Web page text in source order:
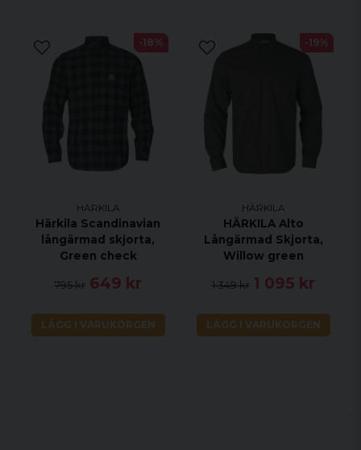
HÄRKILA
Härkila Scandinavian
långärmad skjorta,
Green check
795 kr 649 kr
LÄGG I VARUKORGEN
-18%
HÄRKILA
HÄRKILA Alto
Långärmad Skjorta,
Willow green
1 349 kr 1 095 kr
LÄGG I VARUKORGEN
-19%